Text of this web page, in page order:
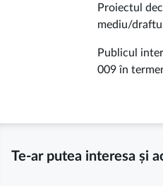
Proiectul
mediu/
Publicul
009 în
Te-ar putea interesa și